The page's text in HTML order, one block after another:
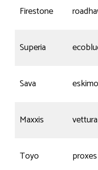
Firestone
Superia
Sava
Maxxis vettura
Toyo